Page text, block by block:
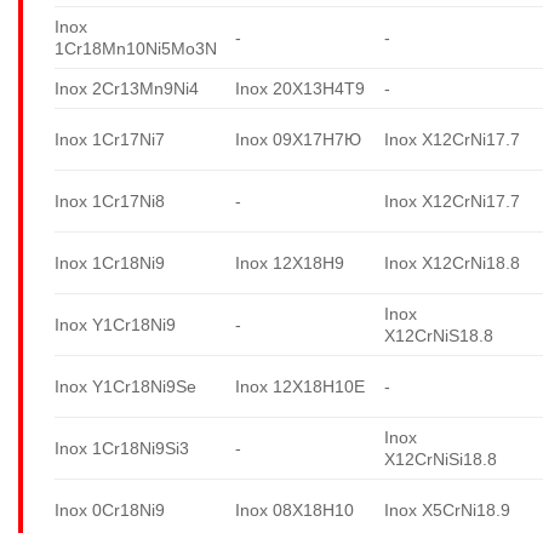
Inox
1Cr18Mn10Ni5Mo3N
- -
Inox 2Cr13Mn9Ni4 Inox 20X13H4T9 -
Inox 1Cr17Ni7 Inox 09X17H7Ю Inox X12CrNi17.7
Inox 1Cr17Ni8 - Inox X12CrNi17.7
Inox 1Cr18Ni9 Inox 12X18H9 Inox X12CrNi18.8
Inox Y1Cr18Ni9 -
Inox
X12CrNiS18.8
Inox Y1Cr18Ni9Se Inox 12X18H10E -
Inox 1Cr18Ni9Si3 -
Inox
X12CrNiSi18.8
Inox 0Cr18Ni9 Inox 08X18H10 Inox X5CrNi18.9